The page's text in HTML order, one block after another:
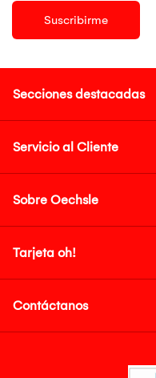
Suscribirme
Secciones destacadas
Servicio al Cliente
Sobre Oechsle
Tarjeta oh!
Contáctanos